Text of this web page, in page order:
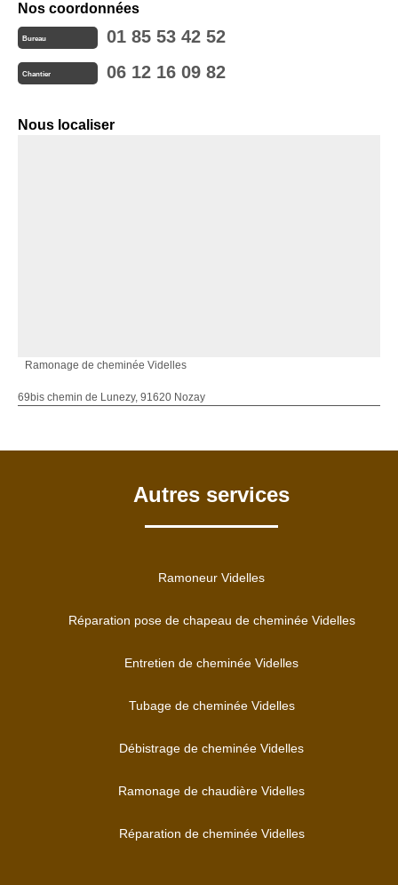
Nos coordonnées
Bureau 01 85 53 42 52
Chantier 06 12 16 09 82
Nous localiser
Ramonage de cheminée Videlles
69bis chemin de Lunezy, 91620 Nozay
Autres services
Ramoneur Videlles
Réparation pose de chapeau de cheminée Videlles
Entretien de cheminée Videlles
Tubage de cheminée Videlles
Débistrage de cheminée Videlles
Ramonage de chaudière Videlles
Réparation de cheminée Videlles